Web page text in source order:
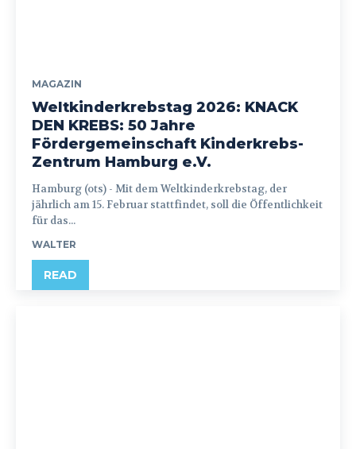
MAGAZIN
Weltkinderkrebstag 2026: KNACK
DEN KREBS: 50 Jahre
Fördergemeinschaft Kinderkrebs-
Zentrum Hamburg e.V.
Hamburg (ots) - Mit dem Weltkinderkrebstag, der
jährlich am 15. Februar stattfindet, soll die Öffentlichkeit
für das...
WALTER
READ